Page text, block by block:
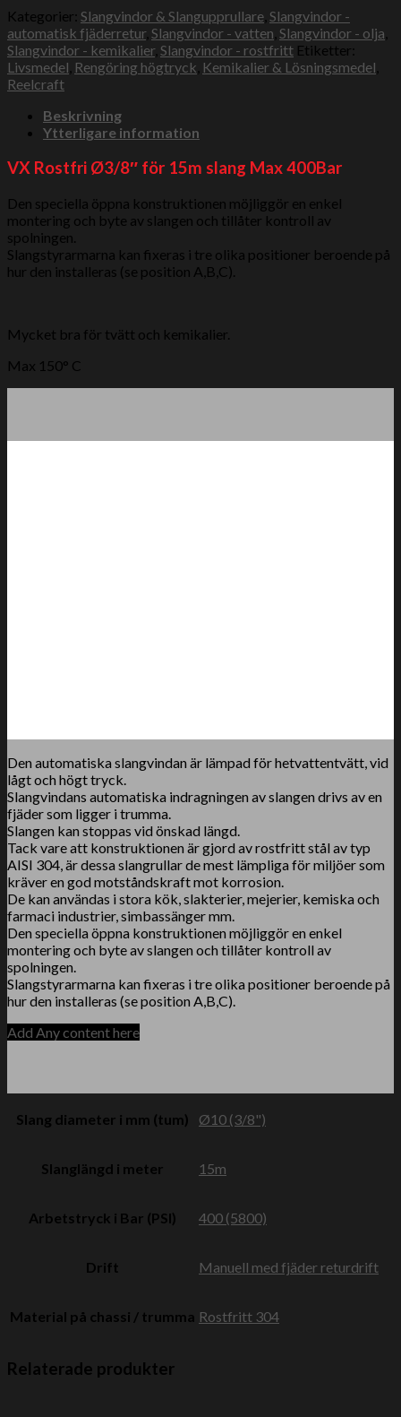
Kategorier: Slangvindor & Slangupprullare Slangvindor -
automatisk fjäderretur, Slangvindor - vatten Slangvindor - olja
Slangvindor - kemikalier, Slangvindor - rostfritt Etiketter:
Livsmedel Rengöring högtryck Kemikalier & Lösningsmedel
Reelcraft
Beskrivning
Ytterligare information
VX Rostfri Ø3/8″ för 15m slang Max 400Bar
Den speciella öppna konstruktionen möjliggör en enkel
montering och byte av slangen och tillåter kontroll av
spolningen.
Slangstyrarmarna kan fixeras i tre olika positioner beroende på
hur den installeras (se position A,B,C).
Mycket bra för tvätt och kemikalier.
Max 150° C
Den automatiska slangvindan är lämpad för hetvattentvätt, vid
lågt och högt tryck.
Slangvindans automatiska indragningen av slangen drivs av en
fjäder som ligger i trumma.
Slangen kan stoppas vid önskad längd.
Tack vare att konstruktionen är gjord av rostfritt stål av typ
AISI 304, är dessa slangrullar de mest lämpliga för miljöer som
kräver en god motståndskraft mot korrosion.
De kan användas i stora kök, slakterier, mejerier, kemiska och
farmaci industrier, simbassänger mm.
Den speciella öppna konstruktionen möjliggör en enkel
montering och byte av slangen och tillåter kontroll av
spolningen.
Slangstyrarmarna kan fixeras i tre olika positioner beroende på
hur den installeras (se position A,B,C).
Add Any content here
Slang diameter i mm (tum) Ø10 (3/8")
Slanglängd i meter 15m
Arbetstryck i Bar (PSI) 400 (5800)
Drift Manuell med fjäder returdrift
Material på chassi / trumma Rostfritt 304
Relaterade produkter